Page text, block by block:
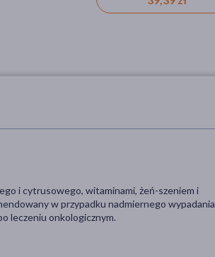
i cytrusowego, witaminami, żeń-szeniem i
w przypadku nadmiernego wypadania
leczeniu onkologicznym.